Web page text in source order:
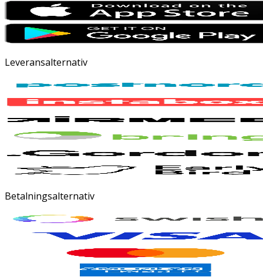
Leveransalternativ
Betalningsalternativ